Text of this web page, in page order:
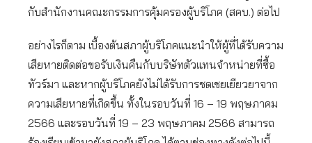
กับสำนักงานคณะกรรมการคุ้มครองผู้บริโภค (สคบ.) ต่อไป
อย่างไรก็ตาม เบื้องต้นสภาผู้บริโภคแนะนำให้ผู้ที่ได้รับความ
เสียหายติดต่อขอรับเงินคืนกับบริษัทตัวแทนจำหน่ายที่ซื้อ
ทัวร์มา และหากผู้บริโภคยังไม่ได้รับการชดเชยเยียวยาจาก
ความเสียหายที่เกิดขึ้น ทั้งในรอบวันที่ 16 – 19 พฤษภาคม
2566 และรอบวันที่ 19 – 23 พฤษภาคม 2566 สามารถ